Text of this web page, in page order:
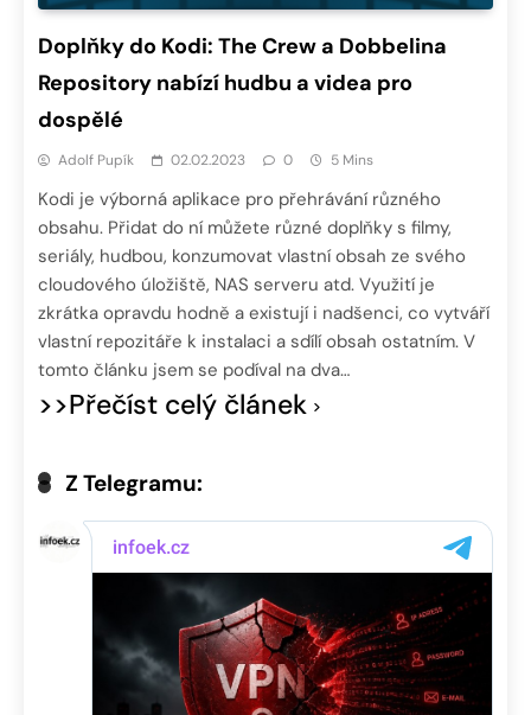
Doplňky do Kodi: The Crew a Dobbelina
Repository nabízí hudbu a videa pro
dospělé
Adolf Pupík 02.02.2023 0 5 Mins
Kodi je výborná aplikace pro přehrávání různého
obsahu. Přidat do ní můžete různé doplňky s filmy,
seriály, hudbou, konzumovat vlastní obsah ze svého
cloudového úložiště, NAS serveru atd. Využití je
zkrátka opravdu hodně a existují i nadšenci, co vytváří
vlastní repozitáře k instalaci a sdílí obsah ostatním. V
tomto článku jsem se podíval na dva…
>>Přečíst celý článek
Z Telegramu: